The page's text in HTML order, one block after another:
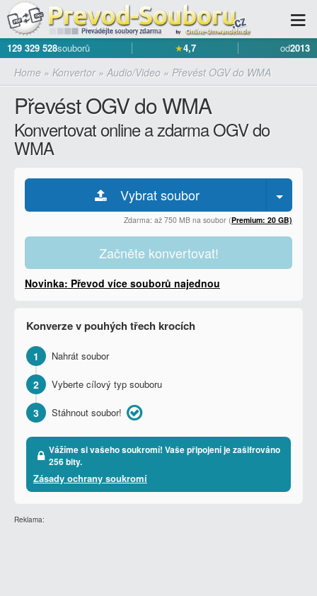
129 329 528souborů ★4,7 od2013
Home » Konvertor» Audio/Video » Převést OGV do WMA
Převést OGV do WMA
Konvertovat online a zdarma OGV do
WMA
Vybrat soubor
Zdarma: až 750 MB na soubor (Premium: 20 GB)
Začněte konvertovat!
Novinka: Převod více souborů najednou
Konverze v pouhých třech krocích
1 Nahrát soubor
2 Vyberte cílový typ souboru
3 Stáhnout soubor!
Vážíme si vašeho soukromí! Vaše připojení je zašifrováno
256 bity.
Zásady ochrany soukromí
Reklama: